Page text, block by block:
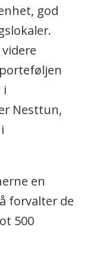
god
i
Nesttun,
en
forvalter de
500